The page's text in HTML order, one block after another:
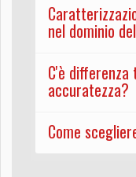
nel dominio
C'è
accuratezza?
Come